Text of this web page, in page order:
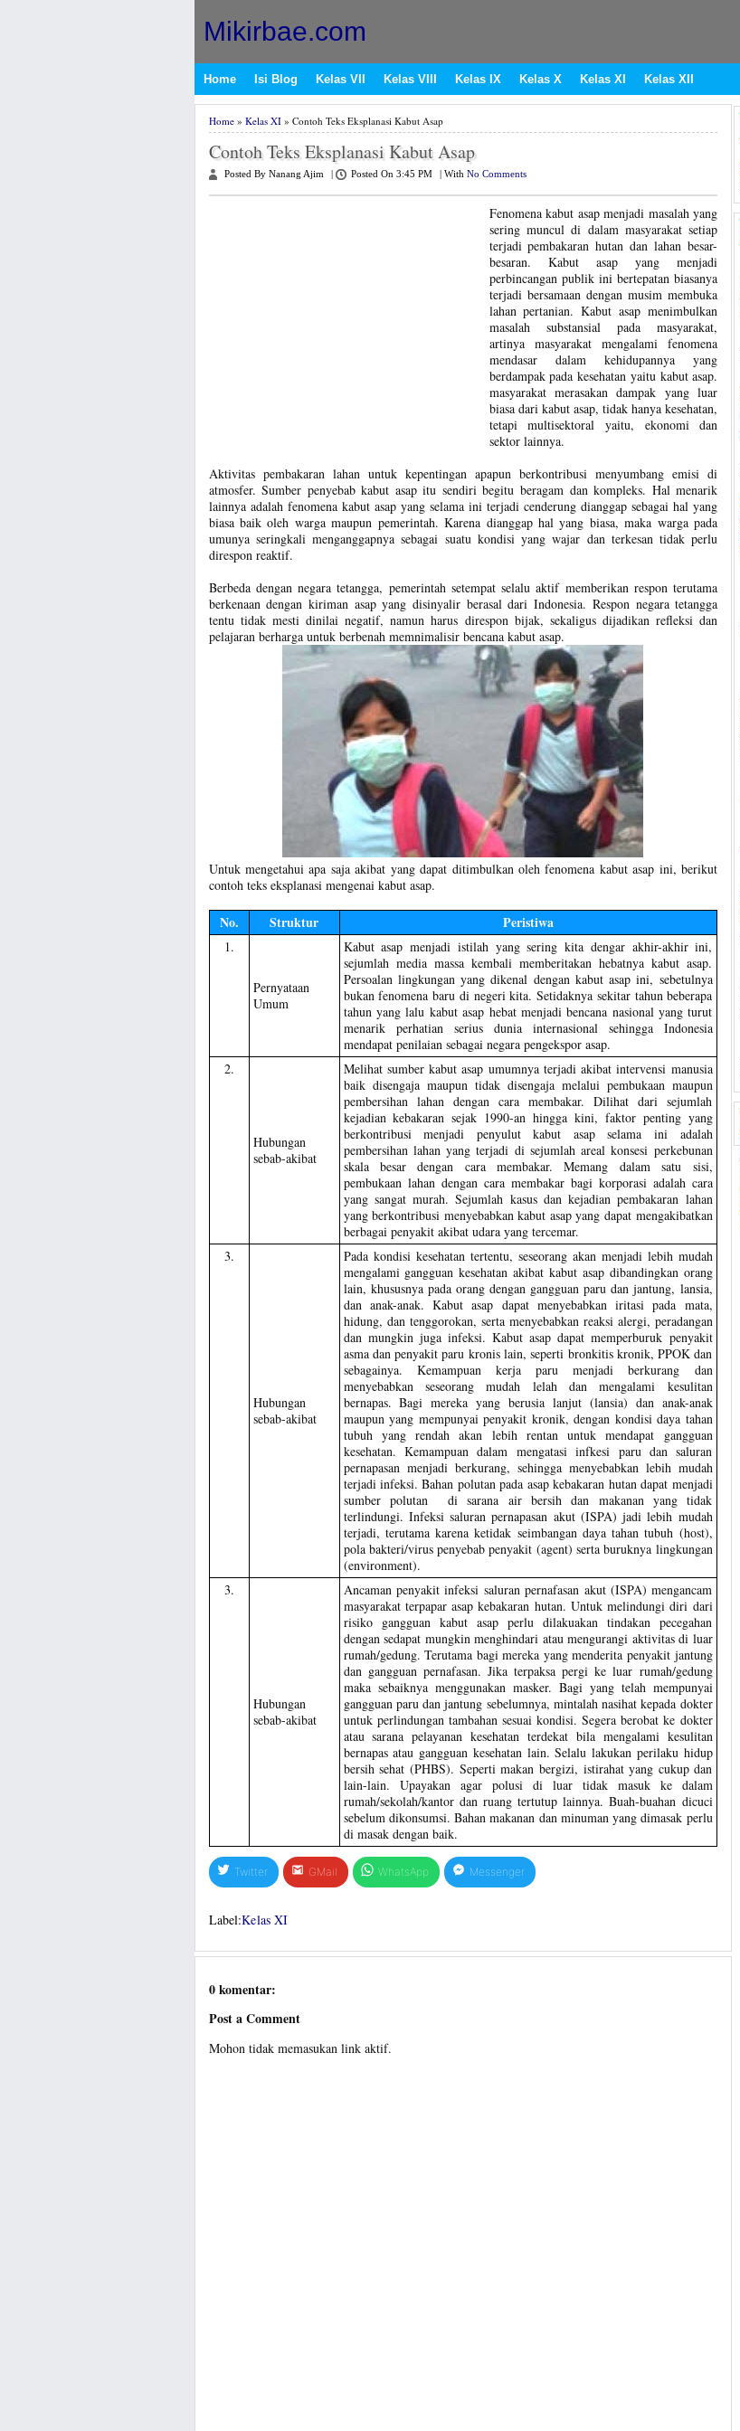
Mikirbae.com
Home Isi Blog Kelas VII Kelas VIII Kelas IX Kelas X Kelas XI Kelas XII
Home» Kelas XI» Contoh Teks Eksplanasi Kabut Asap
Contoh Teks Eksplanasi Kabut Asap
Posted By Nanang Ajim Posted On 3:45 PM With No Comments
Fenomena kabut asap menjadi masalah yang
sering muncul di dalam masyarakat setiap
terjadi pembakaran hutan dan lahan besar-
besaran. Kabut asap yang menjadi
perbincangan publik ini bertepatan biasanya
terjadi bersamaan dengan musim membuka
lahan pertanian. Kabut asap menimbulkan
masalah substansial pada masyarakat,
artinya masyarakat mengalami fenomena
mendasar dalam kehidupannya yang
berdampak pada kesehatan yaitu kabut asap.
masyarakat merasakan dampak yang luar
biasa dari kabut asap, tidak hanya kesehatan,
tetapi multisektoral yaitu, ekonomi dan
sektor lainnya.
Aktivitas pembakaran lahan untuk kepentingan apapun berkontribusi menyumbang emisi di
atmosfer. Sumber penyebab kabut asap itu sendiri begitu beragam dan kompleks. Hal menarik
lainnya adalah fenomena kabut asap yang selama ini terjadi cenderung dianggap sebagai hal yang
biasa baik oleh warga maupun pemerintah. Karena dianggap hal yang biasa, maka warga pada
umunya seringkali menganggapnya sebagai suatu kondisi yang wajar dan terkesan tidak perlu
direspon reaktif.
Berbeda dengan negara tetangga, pemerintah setempat selalu aktif memberikan respon terutama
berkenaan dengan kiriman asap yang disinyalir berasal dari Indonesia. Respon negara tetangga
tentu tidak mesti dinilai negatif, namun harus direspon bijak, sekaligus dijadikan refleksi dan
pelajaran berharga untuk berbenah memnimalisir bencana kabut asap.
Untuk mengetahui apa saja akibat yang dapat ditimbulkan oleh fenomena kabut asap ini, berikut
contoh teks eksplanasi mengenai kabut asap.
No. Struktur Peristiwa
1.
Pernyataan
Umum
Kabut asap menjadi istilah yang sering kita dengar akhir-akhir ini,
sejumlah media massa kembali memberitakan hebatnya kabut asap.
Persoalan lingkungan yang dikenal dengan kabut asap ini, sebetulnya
bukan fenomena baru di negeri kita. Setidaknya sekitar tahun beberapa
tahun yang lalu kabut asap hebat menjadi bencana nasional yang turut
menarik perhatian serius dunia internasional sehingga Indonesia
mendapat penilaian sebagai negara pengekspor asap.
2.
Hubungan
sebab-akibat
Melihat sumber kabut asap umumnya terjadi akibat intervensi manusia
baik disengaja maupun tidak disengaja melalui pembukaan maupun
pembersihan lahan dengan cara membakar. Dilihat dari sejumlah
kejadian kebakaran sejak 1990-an hingga kini, faktor penting yang
berkontribusi menjadi penyulut kabut asap selama ini adalah
pembersihan lahan yang terjadi di sejumlah areal konsesi perkebunan
skala besar dengan cara membakar. Memang dalam satu sisi,
pembukaan lahan dengan cara membakar bagi korporasi adalah cara
yang sangat murah. Sejumlah kasus dan kejadian pembakaran lahan
yang berkontribusi menyebabkan kabut asap yang dapat mengakibatkan
berbagai penyakit akibat udara yang tercemar.
3.
Hubungan
sebab-akibat
Pada kondisi kesehatan tertentu, seseorang akan menjadi lebih mudah
mengalami gangguan kesehatan akibat kabut asap dibandingkan orang
lain, khususnya pada orang dengan gangguan paru dan jantung, lansia,
dan anak-anak. Kabut asap dapat menyebabkan iritasi pada mata,
hidung, dan tenggorokan, serta menyebabkan reaksi alergi, peradangan
dan mungkin juga infeksi. Kabut asap dapat memperburuk penyakit
asma dan penyakit paru kronis lain, seperti bronkitis kronik, PPOK dan
sebagainya. Kemampuan kerja paru menjadi berkurang dan
menyebabkan seseorang mudah lelah dan mengalami kesulitan
bernapas. Bagi mereka yang berusia lanjut (lansia) dan anak-anak
maupun yang mempunyai penyakit kronik, dengan kondisi daya tahan
tubuh yang rendah akan lebih rentan untuk mendapat gangguan
kesehatan. Kemampuan dalam mengatasi infkesi paru dan saluran
pernapasan menjadi berkurang, sehingga menyebabkan lebih mudah
terjadi infeksi. Bahan polutan pada asap kebakaran hutan dapat menjadi
sumber polutan di sarana air bersih dan makanan yang tidak
terlindungi. Infeksi saluran pernapasan akut (ISPA) jadi lebih mudah
terjadi, terutama karena ketidak seimbangan daya tahan tubuh (host),
pola bakteri/virus penyebab penyakit (agent) serta buruknya lingkungan
(environment).
3.
Hubungan
sebab-akibat
Ancaman penyakit infeksi saluran pernafasan akut (ISPA) mengancam
masyarakat terpapar asap kebakaran hutan. Untuk melindungi diri dari
risiko gangguan kabut asap perlu dilakuakan tindakan pecegahan
dengan sedapat mungkin menghindari atau mengurangi aktivitas di luar
rumah/gedung. Terutama bagi mereka yang menderita penyakit jantung
dan gangguan pernafasan. Jika terpaksa pergi ke luar rumah/gedung
maka sebaiknya menggunakan masker. Bagi yang telah mempunyai
gangguan paru dan jantung sebelumnya, mintalah nasihat kepada dokter
untuk perlindungan tambahan sesuai kondisi. Segera berobat ke dokter
atau sarana pelayanan kesehatan terdekat bila mengalami kesulitan
bernapas atau gangguan kesehatan lain. Selalu lakukan perilaku hidup
bersih sehat (PHBS). Seperti makan bergizi, istirahat yang cukup dan
lain-lain. Upayakan agar polusi di luar tidak masuk ke dalam
rumah/sekolah/kantor dan ruang tertutup lainnya. Buah-buahan dicuci
sebelum dikonsumsi. Bahan makanan dan minuman yang dimasak perlu
di masak dengan baik.
Twitter GMail WhatsApp Messenger
Label:Kelas XI
0 komentar:
Post a Comment
Mohon tidak memasukan link aktif.